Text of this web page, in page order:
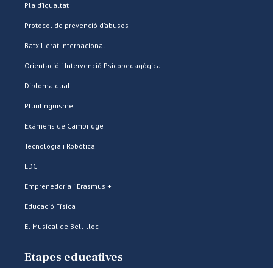
Pla d’igualtat
Protocol de prevenció d’abusos
Batxillerat Internacional
Orientació i Intervenció Psicopedagògica
Diploma dual
Plurilingüisme
Exàmens de Cambridge
Tecnologia i Robòtica
EDC
Emprenedoria i Erasmus +
Educació Física
El Musical de Bell-lloc
Etapes educatives